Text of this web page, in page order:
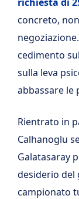
concreto,
cedimento
sulla leva
abbassare le
Rientrato in
Calhanoglu
Galatasaray
desiderio del
campionato